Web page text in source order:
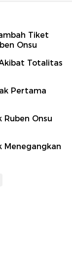
Tiket
Onsu
Totalitas
Pertama
Ruben Onsu
Menegangkan